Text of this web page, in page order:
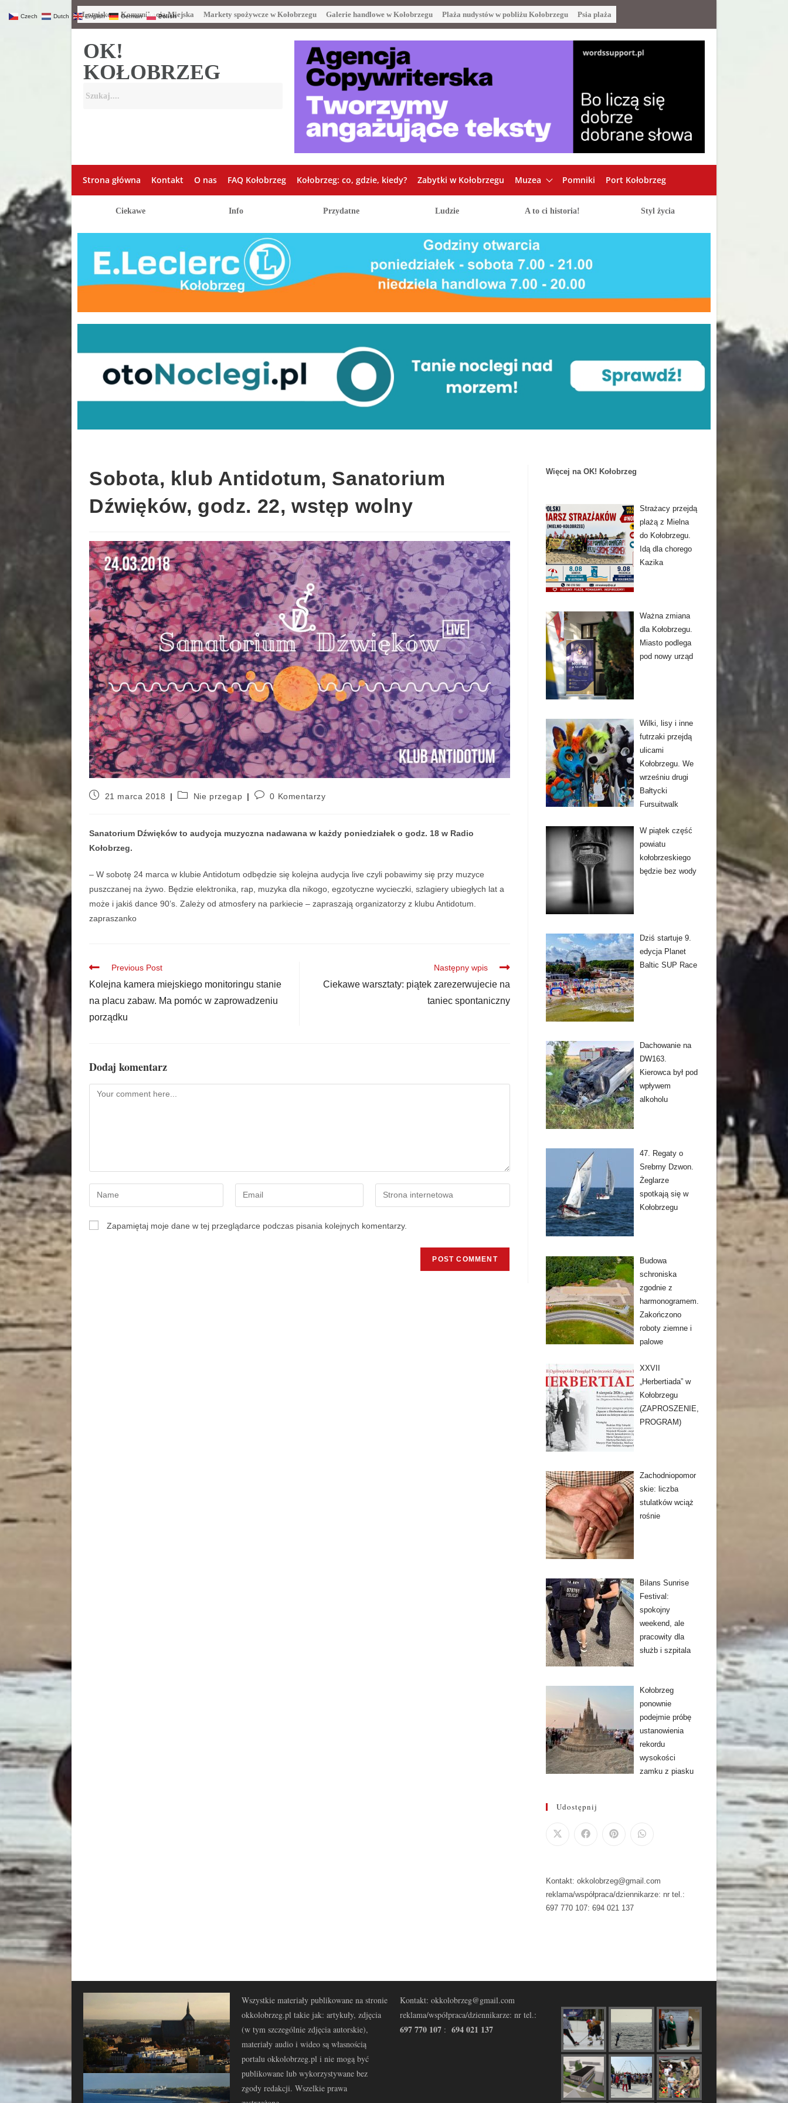
Lotnisko Komunikacja Miejska Markety spożywcze w Kołobrzegu Galerie handlowe w Kołobrzegu Plaża nudystów w pobliżu Kołobrzegu Psia plaża
OK!
KOŁOBRZEG
Strona główna Kontakt O nas FAQ Kołobrzeg Kołobrzeg: co, gdzie, kiedy? Zabytki w Kołobrzegu Muzea Pomniki Port Kołobrzeg
Ciekawe Info Przydatne Ludzie A to ci historia! Styl życia
Sobota, klub Antidotum, Sanatorium
Dźwięków, godz. 22, wstęp wolny
21 marca 2018 Nie przegap 0 Komentarzy
Sanatorium Dźwięków to audycja muzyczna nadawana w każdy poniedziałek o godz. 18 w Radio
Kołobrzeg.
– W sobotę 24 marca w klubie Antidotum odbędzie się kolejna audycja live czyli pobawimy się przy muzyce
puszczanej na żywo. Będzie elektronika, rap, muzyka dla nikogo, egzotyczne wycieczki, szlagiery ubiegłych lat a
może i jakiś dance 90’s. Zależy od atmosfery na parkiecie – zapraszają organizatorzy z klubu Antidotum.
zapraszanko
Previous Post
Kolejna kamera miejskiego monitoringu stanie
na placu zabaw. Ma pomóc w zaprowadzeniu
porządku
Następny wpis
Ciekawe warsztaty: piątek zarezerwujecie na
taniec spontaniczny
Dodaj komentarz
Zapamiętaj moje dane w tej przeglądarce podczas pisania kolejnych komentarzy.
Więcej na OK! Kołobrzeg
Strażacy przejdą
plażą z Mielna
do Kołobrzegu.
Idą dla chorego
Kazika
Ważna zmiana
dla Kołobrzegu.
Miasto podlega
pod nowy urząd
Wilki, lisy i inne
futrzaki przejdą
ulicami
Kołobrzegu. We
wrześniu drugi
Bałtycki
Fursuitwalk
W piątek część
powiatu
kołobrzeskiego
będzie bez wody
Dziś startuje 9.
edycja Planet
Baltic SUP Race
Dachowanie na
DW163.
Kierowca był pod
wpływem
alkoholu
47. Regaty o
Srebrny Dzwon.
Żeglarze
spotkają się w
Kołobrzegu
Budowa
schroniska
zgodnie z
harmonogramem.
Zakończono
roboty ziemne i
palowe
XXVII
„Herbertiada” w
Kołobrzegu
(ZAPROSZENIE,
PROGRAM)
Zachodniopomor
skie: liczba
stulatków wciąż
rośnie
Bilans Sunrise
Festival:
spokojny
weekend, ale
pracowity dla
służb i szpitala
Kołobrzeg
ponownie
podejmie próbę
ustanowienia
rekordu
wysokości
zamku z piasku
Udostępnij
Kontakt: okkolobrzeg@gmail.com
reklama/współpraca/dziennikarze: nr tel.:
697 770 107: 694 021 137
Wszystkie materiały publikowane na stronie
okkolobrzeg.pl takie jak: artykuły, zdjęcia
(w tym szczególnie zdjęcia autorskie),
materiały audio i wideo są własnością
portalu okkolobrzeg.pl i nie mogą być
publikowane lub wykorzystywane bez
zgody redakcji. Wszelkie prawa
Kontakt: okkolobrzeg@gmail.com
reklama/współpraca/dziennikarze: nr tel.:
697 770 107 : 694 021 137
Czech Dutch English German Polish